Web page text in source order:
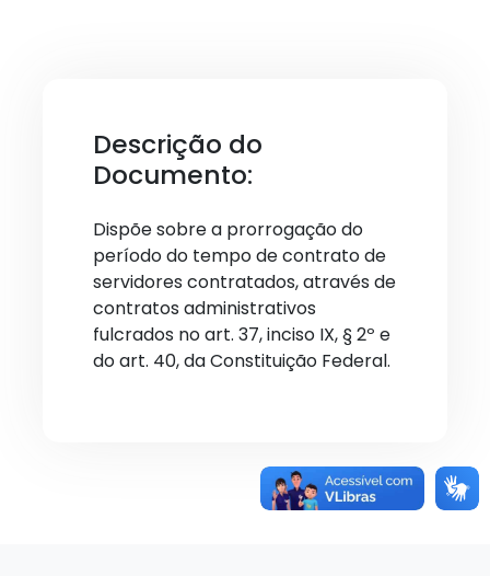
Descrição do
Documento:
Dispõe sobre a prorrogação do
período do tempo de contrato de
servidores contratados, através de
contratos administrativos
fulcrados no art. 37, inciso IX, § 2º e
do art. 40, da Constituição Federal.